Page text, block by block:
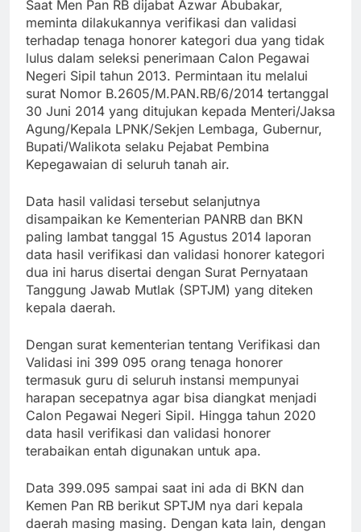
Saat Men Pan RB dijabat Azwar Abubakar,
meminta dilakukannya verifikasi dan validasi
terhadap tenaga honorer kategori dua yang tidak
lulus dalam seleksi penerimaan Calon Pegawai
Negeri Sipil tahun 2013. Permintaan itu melalui
surat Nomor B.2605/M.PAN.RB/6/2014 tertanggal
30 Juni 2014 yang ditujukan kepada Menteri/Jaksa
Agung/Kepala LPNK/Sekjen Lembaga, Gubernur,
Bupati/Walikota selaku Pejabat Pembina
Kepegawaian di seluruh tanah air.
Data hasil validasi tersebut selanjutnya
disampaikan ke Kementerian PANRB dan BKN
paling lambat tanggal 15 Agustus 2014 laporan
data hasil verifikasi dan validasi honorer kategori
dua ini harus disertai dengan Surat Pernyataan
Tanggung Jawab Mutlak (SPTJM) yang diteken
kepala daerah.
Dengan surat kementerian tentang Verifikasi dan
Validasi ini 399 095 orang tenaga honorer
termasuk guru di seluruh instansi mempunyai
harapan secepatnya agar bisa diangkat menjadi
Calon Pegawai Negeri Sipil. Hingga tahun 2020
data hasil verifikasi dan validasi honorer
terabaikan entah digunakan untuk apa.
Data 399.095 sampai saat ini ada di BKN dan
Kemen Pan RB berikut SPTJM nya dari kepala
daerah masing masing. Dengan kata lain, dengan